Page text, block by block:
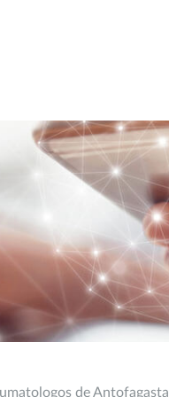
de Antofagasta